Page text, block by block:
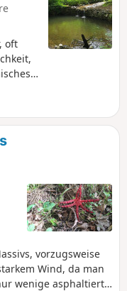
oft
vorzugsweise
Wind, da man
wenige asphaltierte